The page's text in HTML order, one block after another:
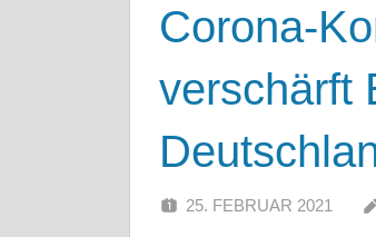
Corona-
verschärft
25. FEBRUAR 2021